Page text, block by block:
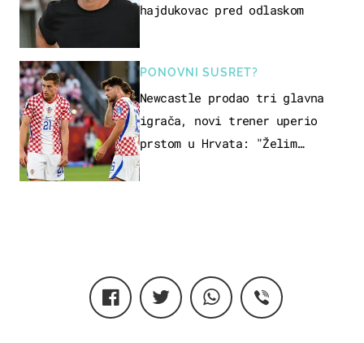
hajdukovac pred odlaskom
PONOVNI SUSRET?
Newcastle prodao tri glavna
igrača, novi trener uperio
prstom u Hrvata: "Želim